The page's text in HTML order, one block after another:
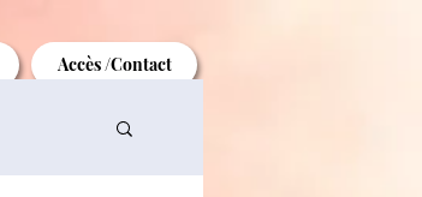
Accès /Contact